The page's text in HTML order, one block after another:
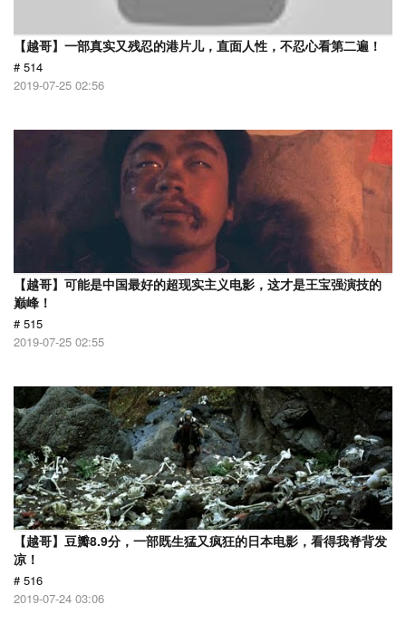
【越哥】一部真实又残忍的港片儿，直面人性，不忍心看第二遍！
# 514
2019-07-25 02:56
【越哥】可能是中国最好的超现实主义电影，这才是王宝强演技的
巅峰！
# 515
2019-07-25 02:55
【越哥】豆瓣8.9分，一部既生猛又疯狂的日本电影，看得我脊背发
凉！
# 516
2019-07-24 03:06